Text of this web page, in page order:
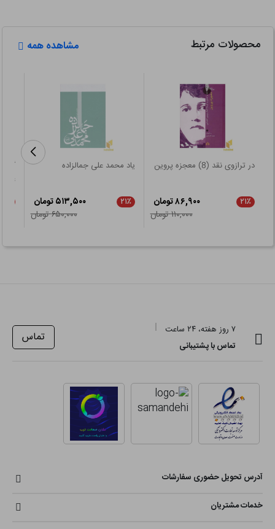
محصولات مرتبط مشاهده همه
در ترازوی نقد (8) معجزه پروین
۲۱٪
۸۶,۹۰۰ تومان
۱۱۰,۰۰۰ تومان
یاد محمد علی جمالزاده
۲۱٪
۵۱۳,۵۰۰ تومان
۶۵۰,۰۰۰ تومان
۷ روز هفته، ۲۴ ساعت
تماس با پشتیبانی
تماس
آدرس تحویل حضوری سفارشات
خدمات مشتریان